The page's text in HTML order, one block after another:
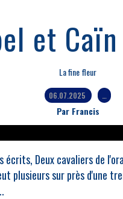
et
La fine fleur
06.07.2025
Par Francis
écrits, Deux cavaliers de
plusieurs sur près d'une